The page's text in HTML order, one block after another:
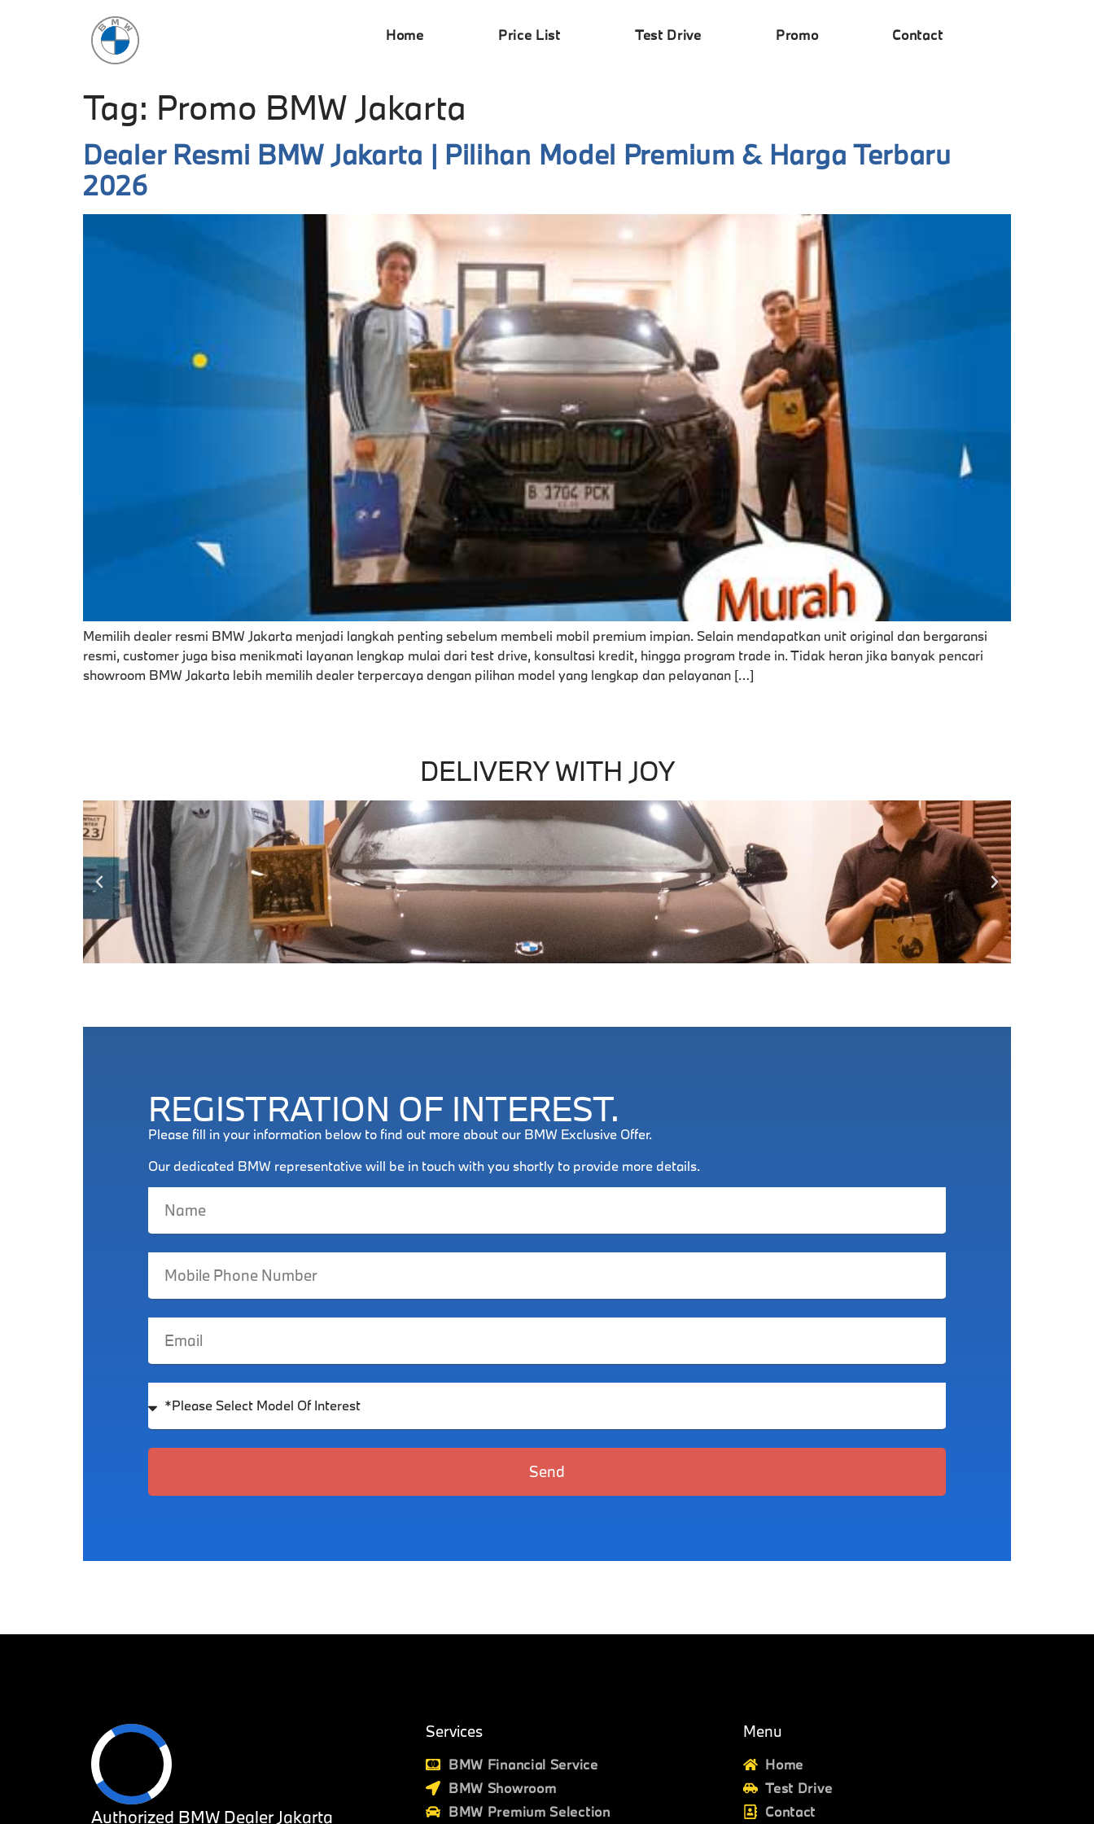
Home Price List Test Drive Promo Contact
Tag: Promo BMW Jakarta
Dealer Resmi BMW Jakarta | Pilihan Model Premium & Harga Terbaru
2026
Memilih dealer resmi BMW Jakarta menjadi langkah penting sebelum membeli mobil premium impian. Selain mendapatkan unit original dan bergaransi
resmi, customer juga bisa menikmati layanan lengkap mulai dari test drive, konsultasi kredit, hingga program trade in. Tidak heran jika banyak pencari
showroom BMW Jakarta lebih memilih dealer terpercaya dengan pilihan model yang lengkap dan pelayanan […]
DELIVERY WITH JOY
REGISTRATION OF INTEREST.
Please fill in your information below to find out more about our BMW Exclusive Offer.
Our dedicated BMW representative will be in touch with you shortly to provide more details.
Send
Authorized BMW Dealer Jakarta
Services
BMW Financial Service
BMW Showroom
BMW Premium Selection
Menu
Home
Test Drive
Contact